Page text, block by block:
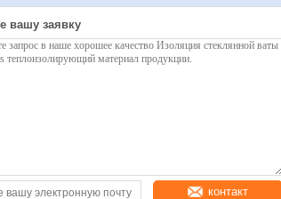
вашу заявку
контакт